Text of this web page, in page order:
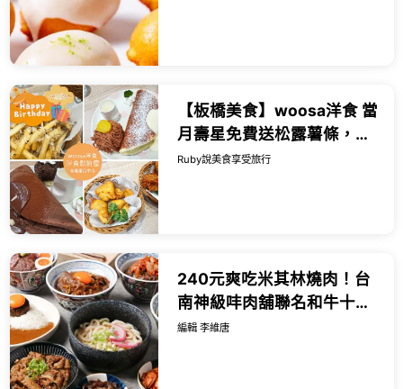
【板橋美食】woosa洋食 當
月壽星免費送松露薯條，必
點雲朵鬆餅，甜點比主餐更
Ruby說美食享受旅行
240元爽吃米其林燒肉！台
南神級㕩肉舖聯名和牛十図
進駐台北大安區，搶攻必吃
編輯 李維唐